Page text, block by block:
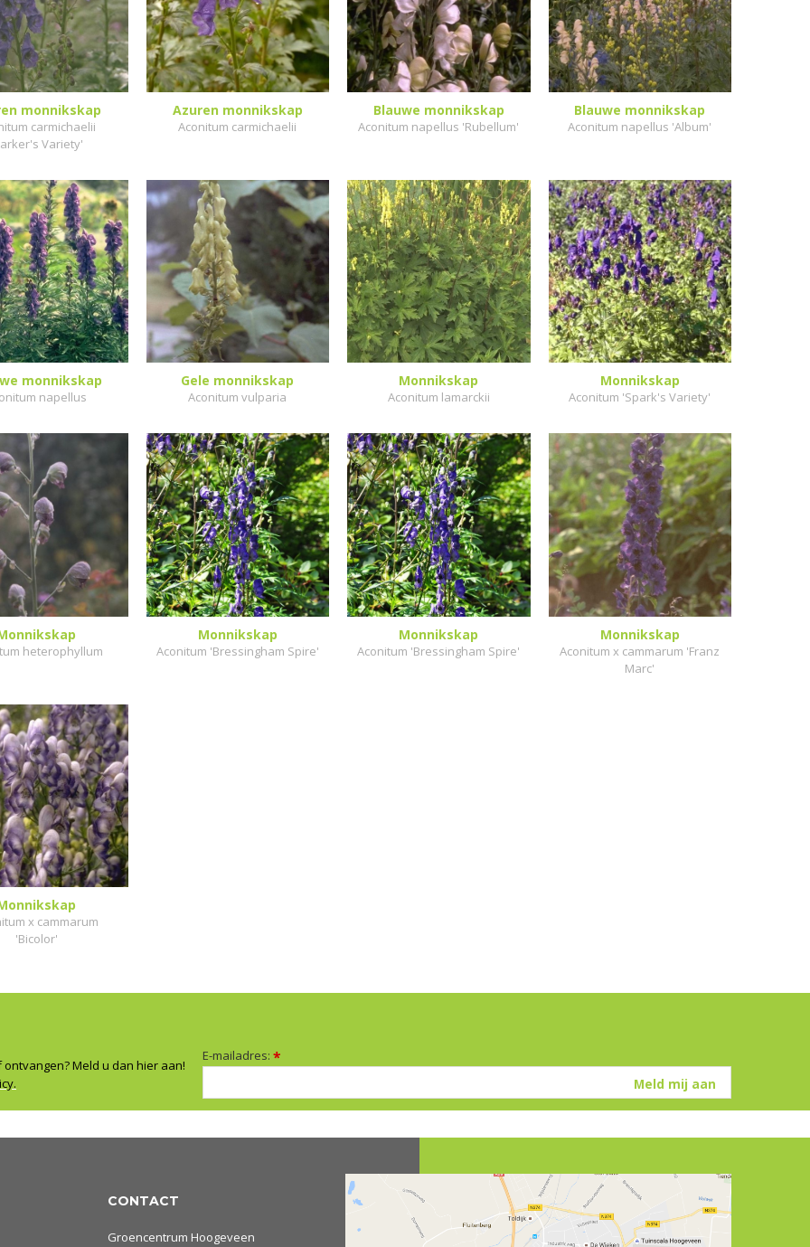
monnikskap
carmichaelii
Variety'
Azuren monnikskap
Aconitum carmichaelii
Blauwe monnikskap
Aconitum napellus 'Rubellum'
Blauwe monnikskap
Aconitum napellus 'Album'
monnikskap
napellus
Gele monnikskap
Aconitum vulparia
Monnikskap
Aconitum lamarckii
Monnikskap
Aconitum 'Spark's Variety'
heterophyllum
Monnikskap
Aconitum 'Bressingham Spire'
Monnikskap
Aconitum 'Bressingham Spire'
Monnikskap
Aconitum x cammarum 'Franz
Marc'
x cammarum
'Bicolor'
Meld u dan hier aan!
E-mailadres: *
CONTACT
Groencentrum Hoogeveen